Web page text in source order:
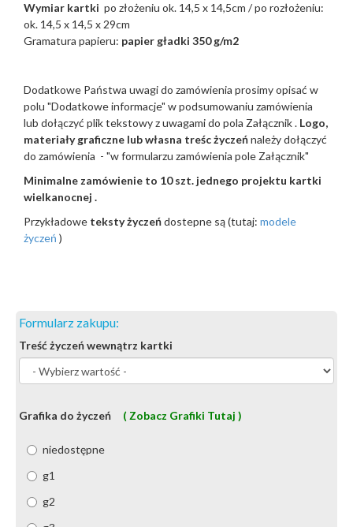
Wymiar kartki po złożeniu ok. 14,5 x 14,5cm / po rozłożeniu:
ok. 14,5 x 14,5 x 29cm
Gramatura papieru: papier gładki 350 g/m2
Dodatkowe Państwa uwagi do zamówienia prosimy opisać w
polu "Dodatkowe informacje" w podsumowaniu zamówienia
lub dołączyć plik tekstowy z uwagami do pola Załącznik . Logo,
materiały graficzne lub własna treśc życzeńnależy dołączyć
do zamówienia - "w formularzu zamówienia pole Załącznik"
Minimalne zamówienie to 10 szt. jednego projektu kartki
wielkanocnej .
Przykładowe teksty życzeńdostepne są (tutaj: modele
życzeń )
Formularz zakupu:
Treść życzeń wewnątrz kartki
Grafika do życzeń ( Zobacz Grafiki Tutaj )
niedostępne
g1
g2